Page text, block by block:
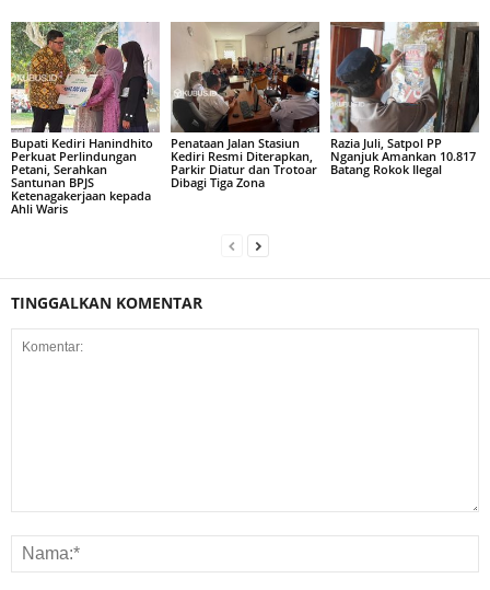
Bupati Kediri Hanindhito
Perkuat Perlindungan
Petani, Serahkan
Santunan BPJS
Ketenagakerjaan kepada
Ahli Waris
Penataan Jalan Stasiun
Kediri Resmi Diterapkan,
Parkir Diatur dan Trotoar
Dibagi Tiga Zona
Razia Juli, Satpol PP
Nganjuk Amankan 10.817
Batang Rokok Ilegal
TINGGALKAN KOMENTAR